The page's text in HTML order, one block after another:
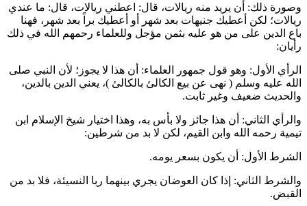
وصورة ذلك: أن يريد منه ريالات، قال: اعطني ريالات، قال: ما عندي
ريالات؛ لكن أعطيك جنيهات بعد شهر أو أعطيك براً بعد شهر، فهنا
باع الدين على من هو عليه بثمن مؤجل وللعلماء رحمهم الله في ذلك
رأيان:
الرأي الأول: وهو قول جمهور العلماء: أن هذا لا يجوز؛ لأن النبي صلى
الله عليه وسلم ( نهى عن بيع الكالئ بالكالئ )، يعني الدين بالدين،
والحديث ضعيف وغير ثابت.
والرأي الثاني: أن هذا جائز ولا بأس به، وهذا اختيار شيخ الإسلام ابن
تيمية رحمه الله و ابن القيم، لكن لا بد من شرطين:
الشرط الأول: أن يكون بسعر يومه.
والشرط الثاني: إذا كان العوضان يجري بينهما ربا النسيئة، فلا بد من
القبض.